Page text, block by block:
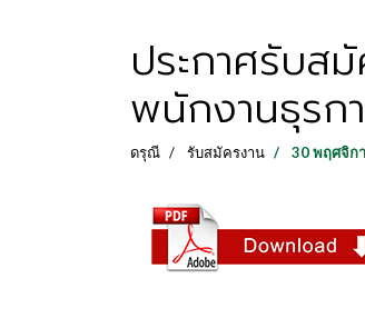
ประกาศรับส
พนักงานธุรก
ดรุณี รับสมัครงาน 30 พฤศจิก